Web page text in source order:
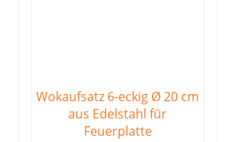
Wokaufsatz 6-eckig Ø 20 cm
aus Edelstahl für
Feuerplatte